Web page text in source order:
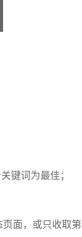
键词为最佳；
面，或只收取